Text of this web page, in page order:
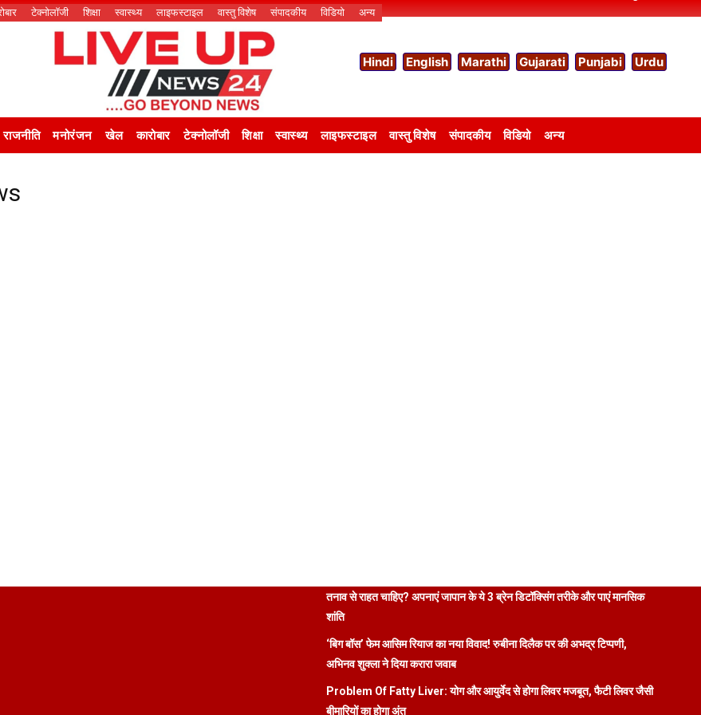
टेक्नोलॉजी शिक्षा स्वास्थ्य लाइफस्टाइल वास्तु विशेष संपादकीय विडियो अन्य
Hindi English Marathi Gujarati Punjabi Urdu
राजनीति मनोरंजन खेल कारोबार टेक्नोलॉजी शिक्षा स्वास्थ्य लाइफस्टाइल वास्तु विशेष संपादकीय विडियो अन्य
तनाव से राहत चाहिए? अपनाएं जापान के ये 3 ब्रेन डिटॉक्सिंग तरीके और पाएं मानसिक
शांति
‘बिग बॉस’ फेम आसिम रियाज का नया विवाद! रुबीना दिलैक पर की अभद्र टिप्पणी,
अभिनव शुक्ला ने दिया करारा जवाब
Problem Of Fatty Liver: योग और आयुर्वेद से होगा लिवर मजबूत, फैटी लिवर जैसी
बीमारियों का होगा अंत